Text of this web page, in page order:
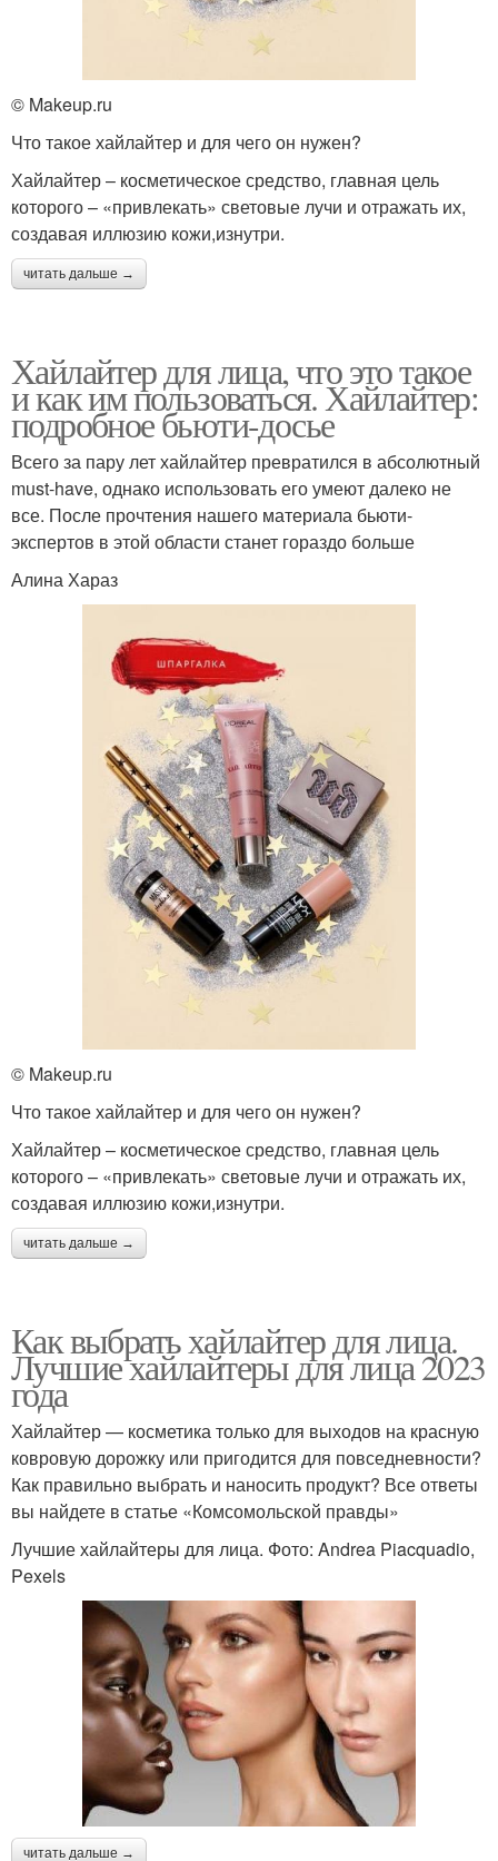
© Makeup.ru
Что такое хайлайтер и для чего он нужен?
Хайлайтер – косметическое средство, главная цель
которого – «привлекать» световые лучи и отражать их,
создавая иллюзию кожи,изнутри.
читать дальше →
Хайлайтер для лица, что это такое
и как им пользоваться. Хайлайтер:
подробное бьюти-досье
Всего за пару лет хайлайтер превратился в абсолютный
must-have, однако использовать его умеют далеко не
все. После прочтения нашего материала бьюти-
экспертов в этой области станет гораздо больше
Алина Хараз
© Makeup.ru
Что такое хайлайтер и для чего он нужен?
Хайлайтер – косметическое средство, главная цель
которого – «привлекать» световые лучи и отражать их,
создавая иллюзию кожи,изнутри.
читать дальше →
Как выбрать хайлайтер для лица.
Лучшие хайлайтеры для лица 2023
года
Хайлайтер — косметика только для выходов на красную
ковровую дорожку или пригодится для повседневности?
Как правильно выбрать и наносить продукт? Все ответы
вы найдете в статье «Комсомольской правды»
Лучшие хайлайтеры для лица. Фото: Andrea Piacquadio,
Pexels
читать дальше →